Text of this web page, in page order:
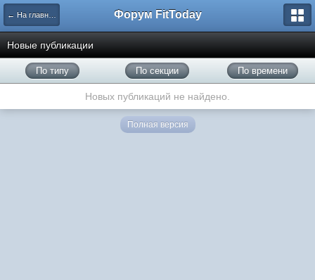
← На главную Форум FitToday
Новые публикации
По типу По секции По времени
Новых публикаций не найдено.
Полная версия